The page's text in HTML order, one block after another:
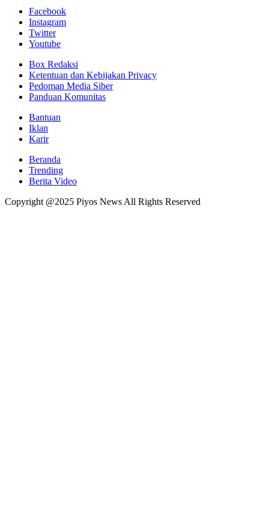
Facebook
Instagram
Twitter
Youtube
Box Redaksi
Ketentuan dan Kebijakan Privacy
Pedoman Media Siber
Panduan Komunitas
Bantuan
Iklan
Karir
Beranda
Trending
Berita Video
Copyright @2025 Piyos News All Rights Reserved